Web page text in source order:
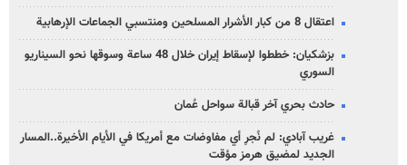
اعتقال 8 من كبار الأشرار المسلحين ومنتسبي الجماعات الإرهابية
بزشكيان: خططوا لإسقاط إيران خلال 48 ساعة وسوقها نحو السيناريو
السوري
حادث بحري آخر قبالة سواحل عُمان
غريب آبادي: لم نُجرِ أي مفاوضات مع أمريكا في الأيام الأخيرة..المسار
الجديد لمضيق هرمز مؤقت